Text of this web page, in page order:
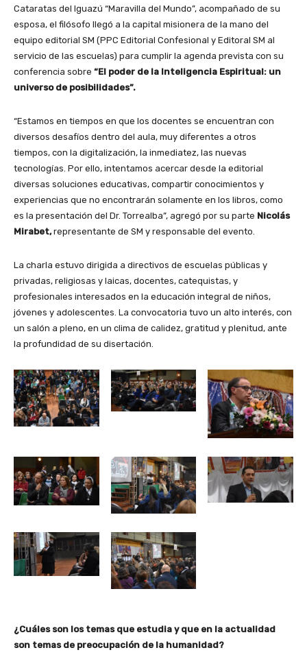
Cataratas del Iguazú “Maravilla del Mundo”, acompañado de su
esposa, el filósofo llegó a la capital misionera de la mano del
equipo editorial SM (PPC Editorial Confesional y Editoral SM al
servicio de las escuelas) para cumplir la agenda prevista con su
conferencia sobre “El poder de la Inteligencia Espiritual: un
universo de posibilidades”.
“Estamos en tiempos en que los docentes se encuentran con
diversos desafíos dentro del aula, muy diferentes a otros
tiempos, con la digitalización, la inmediatez, las nuevas
tecnologías. Por ello, intentamos acercar desde la editorial
diversas soluciones educativas, compartir conocimientos y
experiencias que no encontrarán solamente en los libros, como
es la presentación del Dr. Torrealba”, agregó por su parte Nicolás
Mirabet,representante de SM y responsable del evento.
La charla estuvo dirigida a directivos de escuelas públicas y
privadas, religiosas y laicas, docentes, catequistas, y
profesionales interesados en la educación integral de niños,
jóvenes y adolescentes. La convocatoria tuvo un alto interés, con
un salón a pleno, en un clima de calidez, gratitud y plenitud, ante
la profundidad de su disertación.
¿Cuáles son los temas que estudia y que en la actualidad
son temas de preocupación de la humanidad?